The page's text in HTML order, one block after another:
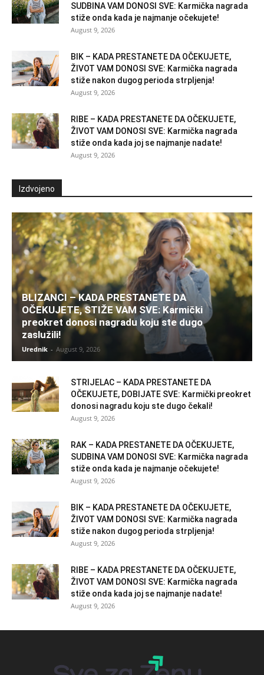
SUDBINA VAM DONOSI SVE: Karmička nagrada
stiže onda kada je najmanje očekujete!
August 9, 2026
BIK – KADA PRESTANETE DA OČEKUJETE,
ŽIVOT VAM DONOSI SVE: Karmička nagrada
stiže nakon dugog perioda strpljenja!
August 9, 2026
RIBE – KADA PRESTANETE DA OČEKUJETE,
ŽIVOT VAM DONOSI SVE: Karmička nagrada
stiže onda kada joj se najmanje nadate!
August 9, 2026
Izdvojeno
BLIZANCI – KADA PRESTANETE DA
OČEKUJETE, STIŽE VAM SVE: Karmički
preokret donosi nagradu koju ste dugo
zaslužili!
Urednik - August 9, 2026
STRIJELAC – KADA PRESTANETE DA
OČEKUJETE, DOBIJATE SVE: Karmički preokret
donosi nagradu koju ste dugo čekali!
August 9, 2026
RAK – KADA PRESTANETE DA OČEKUJETE,
SUDBINA VAM DONOSI SVE: Karmička nagrada
stiže onda kada je najmanje očekujete!
August 9, 2026
BIK – KADA PRESTANETE DA OČEKUJETE,
ŽIVOT VAM DONOSI SVE: Karmička nagrada
stiže nakon dugog perioda strpljenja!
August 9, 2026
RIBE – KADA PRESTANETE DA OČEKUJETE,
ŽIVOT VAM DONOSI SVE: Karmička nagrada
stiže onda kada joj se najmanje nadate!
August 9, 2026